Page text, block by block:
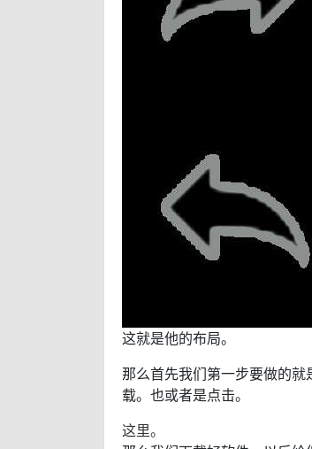
这就是他的布局。
那么首先我们第一步要做的
载。也或者是点击。
这里。